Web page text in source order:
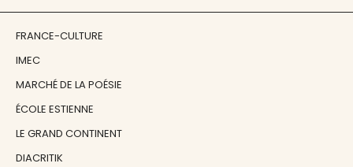
FRANCE-CULTURE
IMEC
MARCHÉ DE LA POÉSIE
ÉCOLE ESTIENNE
LE GRAND CONTINENT
DIACRITIK